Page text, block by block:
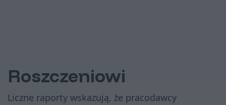
Roszczeniowi
Liczne raporty wskazują, że pracodawcy